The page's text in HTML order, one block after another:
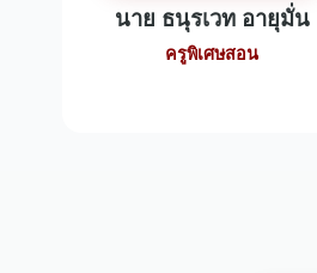
นาย ธนุรเวท อายุมั่น
ครูพิเศษสอน